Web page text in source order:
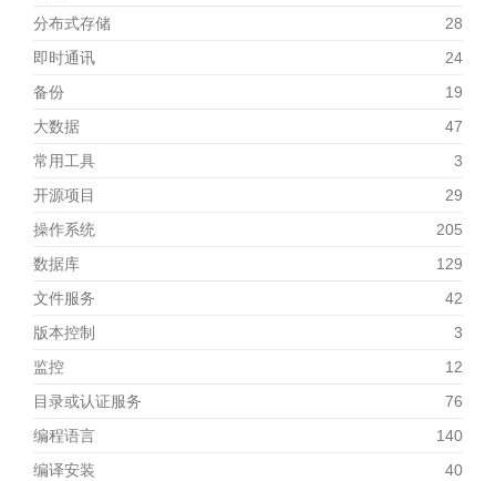
分布式存储
28
即时通讯
24
备份
19
大数据
47
常用工具
3
开源项目
29
操作系统
205
数据库
129
文件服务
42
版本控制
3
监控
12
目录或认证服务
76
编程语言
140
编译安装
40